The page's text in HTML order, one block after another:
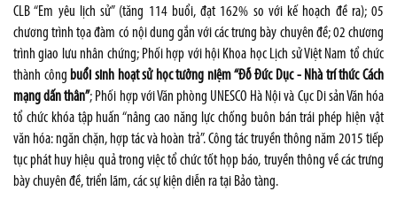
CLB “Em yêu lịch sử” (tăng 114 buổi, đạt 162% so với kế hoạch đề ra); 05
chương trình tọa đàm có nội dung gắn với các trưng bày chuyên đề; 02 chương
trình giao lưu nhân chứng; Phối hợp với hội Khoa học Lịch sử Việt Nam tổ chức
thành côngbuổi sinh hoạt sử học tưởng niệm “Đỗ Đức Dục - Nhà trí thức Cách
mạng dấn thân”; Phối hợp với Văn phòng UNESCO Hà Nội và Cục Di sản Văn hóa
tổ chức khóa tập huấn “nâng cao năng lực chống buôn bán trái phép hiện vật
văn hóa: ngăn chặn, hợp tác và hoàn trả”. Công tác truyền thông năm 2015 tiếp
tục phát huy hiệu quả trong việc tổ chức tốt họp báo, truyền thông về các trưng
bày chuyên đề, triển lãm, các sự kiện diễn ra tại Bảo tàng.